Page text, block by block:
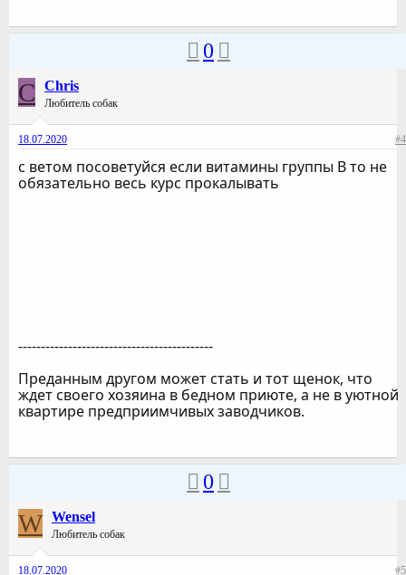
0
C Chris
Любитель собак
18.07.2020 #4
с ветом посоветуйся если витамины группы В то не
обязательно весь курс прокалывать
-------------------------------------------
Преданным другом может стать и тот щенок, что
ждет своего хозяина в бедном приюте, а не в уютной
квартире предприимчивых заводчиков.
0
W Wensel
Любитель собак
18.07.2020 #5